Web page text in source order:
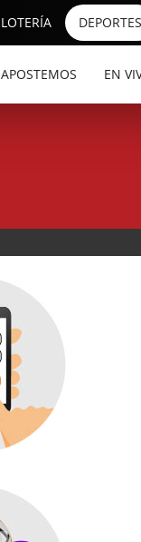
LOTERÍA DEPORTES
APOSTEMOS EN